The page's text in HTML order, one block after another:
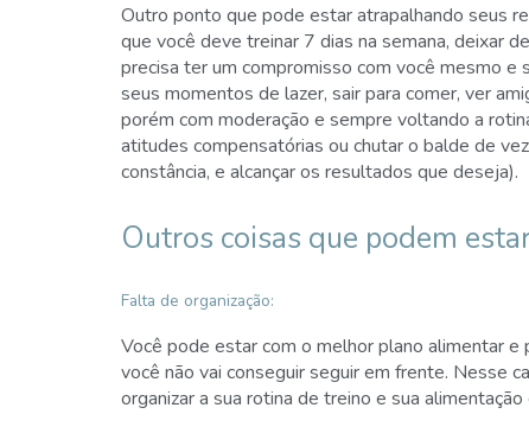
Outro ponto que pode estar atrapalhando seus
que você deve treinar 7 dias na semana, deixar
precisa ter um compromisso com você mesmo
seus momentos de lazer, sair para comer, ver
porém com moderação e sempre voltando a
atitudes compensatórias ou chutar o balde de
constância, e alcançar os resultados que deseja).
Outros coisas que podem
Falta de organização:
Você pode estar com o melhor plano alimentar e
você não vai conseguir seguir em frente. Nesse
organizar a sua rotina de treino e sua alimentação